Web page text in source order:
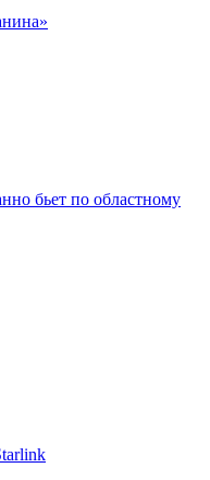
бьет по областному